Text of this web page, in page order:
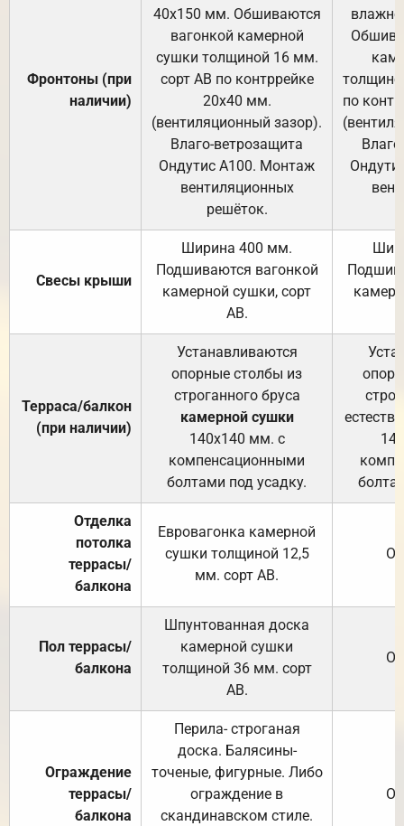
Фронтоны (при
наличии)
40х150 мм. Обшиваются
вагонкой камерной
сушки толщиной 16 мм.
сорт АВ по контррейке
20х40 мм.
(вентиляционный зазор).
Влаго-ветрозащита
Ондутис А100. Монтаж
вентиляционных
решёток.
по
Свесы крыши
Ширина 400 мм.
Подшиваются вагонкой
камерной сушки, сорт
АВ.
Терраса/балкон
(при наличии)
Устанавливаются
опорные столбы из
строганного бруса
камерной сушки
140х140 мм. с
компенсационными
болтами под усадку.
Отделка
потолка
террасы/
балкона
Евровагонка камерной
сушки толщиной 12,5
мм. сорт АВ.
Пол террасы/
балкона
Шпунтованная доска
камерной сушки
толщиной 36 мм. сорт
АВ.
Ограждение
террасы/
балкона
Перила- строганая
доска. Балясины-
точеные, фигурные. Либо
ограждение в
скандинавском стиле.